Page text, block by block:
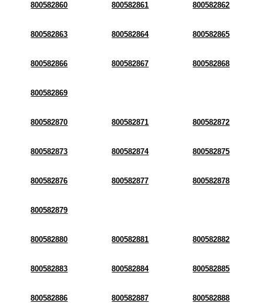
800582860 800582861 800582862
800582863 800582864 800582865
800582866 800582867 800582868
800582869
800582870 800582871 800582872
800582873 800582874 800582875
800582876 800582877 800582878
800582879
800582880 800582881 800582882
800582883 800582884 800582885
800582886 800582887 800582888